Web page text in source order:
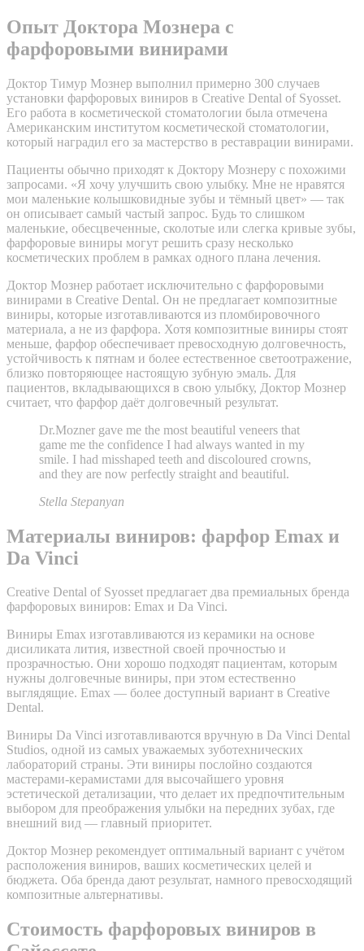
Опыт Доктора Мознера с
фарфоровыми винирами
Доктор Тимур Мознер выполнил примерно 300 случаев
установки фарфоровых виниров в Creative Dental of Syosset.
Его работа в косметической стоматологии была отмечена
Американским институтом косметической стоматологии,
который наградил его за мастерство в реставрации винирами.
Пациенты обычно приходят к Доктору Мознеру с похожими
запросами. «Я хочу улучшить свою улыбку. Мне не нравятся
мои маленькие колышковидные зубы и тёмный цвет» — так
он описывает самый частый запрос. Будь то слишком
маленькие, обесцвеченные, сколотые или слегка кривые зубы,
фарфоровые виниры могут решить сразу несколько
косметических проблем в рамках одного плана лечения.
Доктор Мознер работает исключительно с фарфоровыми
винирами в Creative Dental. Он не предлагает композитные
виниры, которые изготавливаются из пломбировочного
материала, а не из фарфора. Хотя композитные виниры стоят
меньше, фарфор обеспечивает превосходную долговечность,
устойчивость к пятнам и более естественное светоотражение,
близко повторяющее настоящую зубную эмаль. Для
пациентов, вкладывающихся в свою улыбку, Доктор Мознер
считает, что фарфор даёт долговечный результат.
Dr.Mozner gave me the most beautiful veneers that
game me the confidence I had always wanted in my
smile. I had misshaped teeth and discoloured crowns,
and they are now perfectly straight and beautiful.
Stella Stepanyan
Материалы виниров: фарфор Emax и
Da Vinci
Creative Dental of Syosset предлагает два премиальных бренда
фарфоровых виниров: Emax и Da Vinci.
Виниры Emax изготавливаются из керамики на основе
дисиликата лития, известной своей прочностью и
прозрачностью. Они хорошо подходят пациентам, которым
нужны долговечные виниры, при этом естественно
выглядящие. Emax — более доступный вариант в Creative
Dental.
Виниры Da Vinci изготавливаются вручную в Da Vinci Dental
Studios, одной из самых уважаемых зуботехнических
лабораторий страны. Эти виниры послойно создаются
мастерами-керамистами для высочайшего уровня
эстетической детализации, что делает их предпочтительным
выбором для преображения улыбки на передних зубах, где
внешний вид — главный приоритет.
Доктор Мознер рекомендует оптимальный вариант с учётом
расположения виниров, ваших косметических целей и
бюджета. Оба бренда дают результат, намного превосходящий
композитные альтернативы.
Стоимость фарфоровых виниров в